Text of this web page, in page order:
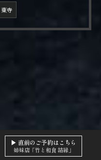
東寺
▶ 直前のご予約はこちら
姉妹店「竹と和食 結縁」